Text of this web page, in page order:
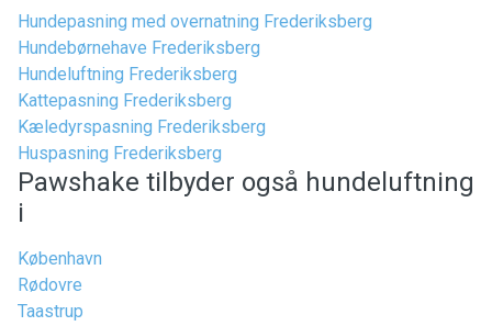
Hundepasning med overnatning Frederiksberg
Hundebørnehave Frederiksberg
Hundeluftning Frederiksberg
Kattepasning Frederiksberg
Kæledyrspasning Frederiksberg
Huspasning Frederiksberg
Pawshake tilbyder også hundeluftning
i
København
Rødovre
Taastrup